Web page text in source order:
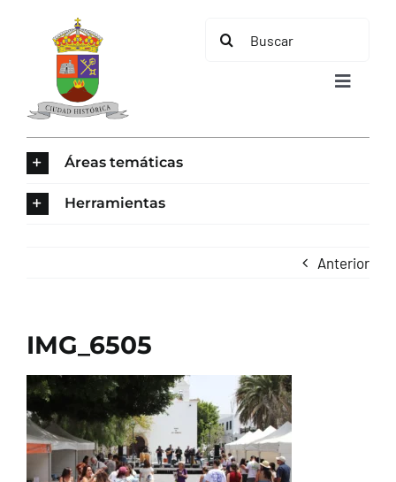
contenido
Buscar:
Toggle
CONTACTO
Áreas temáticas
Herramientas
Anterior
IMG_6505